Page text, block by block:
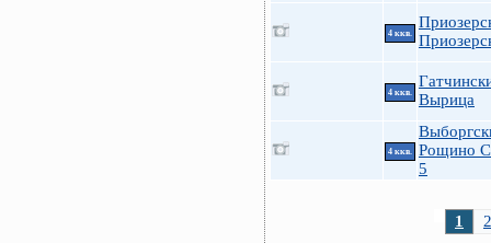
4 ккв.
4 ккв.
Вырица
4 ккв.
Рощино
5
1 2